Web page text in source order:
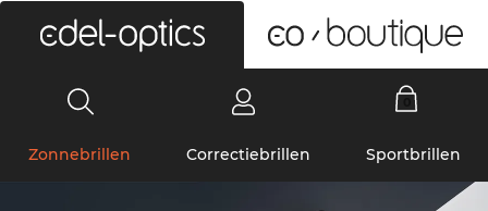
Zonnebrillen Correctiebrillen Sportbrillen